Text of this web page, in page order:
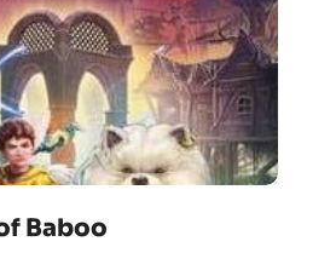
Baboo